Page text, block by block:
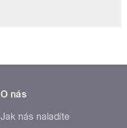
O nás
Jak nás naladíte